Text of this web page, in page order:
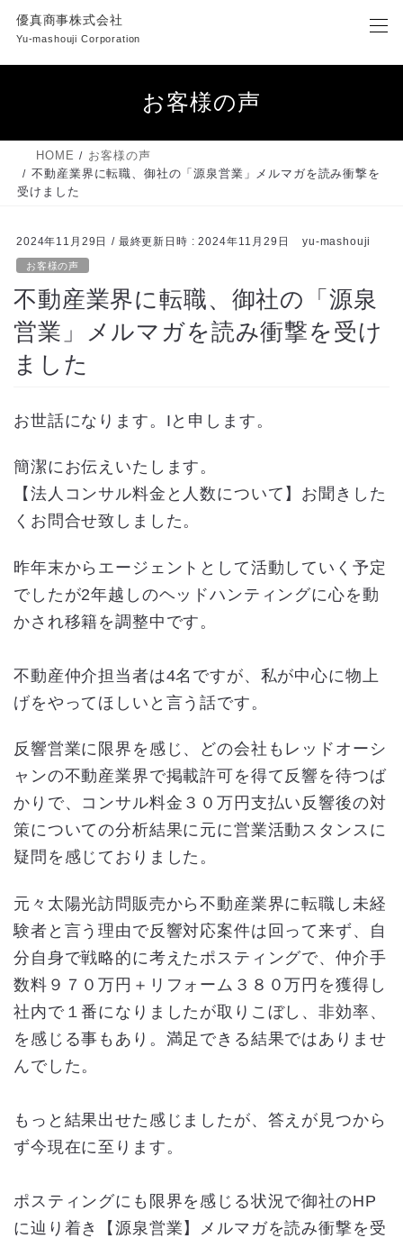
ン
キ
ー
に
優真商事株式会社
Yu-mashouji Corporation
お客様の声
HOME
お客様の声
不動産業界に転職、御社の「源泉営業」メルマガを読み衝撃を
受けました
2024年11月29日 / 最終更新日時 :2024年11月29日 yu-mashouji
お客様の声
不動産業界に転職、御社の「源泉
営業」メルマガを読み衝撃を受け
ました
お世話になります。Iと申します。
簡潔にお伝えいたします。
【法人コンサル料金と人数について】お聞きした
くお問合せ致しました。
昨年末からエージェントとして活動していく予定
でしたが2年越しのヘッドハンティングに心を動
かされ移籍を調整中です。
不動産仲介担当者は4名ですが、私が中心に物上
げをやってほしいと言う話です。
反響営業に限界を感じ、どの会社もレッドオーシ
ャンの不動産業界で掲載許可を得て反響を待つば
かりで、コンサル料金３０万円支払い反響後の対
策についての分析結果に元に営業活動スタンスに
疑問を感じておりました。
元々太陽光訪問販売から不動産業界に転職し未経
験者と言う理由で反響対応案件は回って来ず、自
分自身で戦略的に考えたポスティングで、仲介手
数料９７０万円＋リフォーム３８０万円を獲得し
社内で１番になりましたが取りこぼし、非効率、
を感じる事もあり。満足できる結果ではありませ
んでした。
もっと結果出せた感じましたが、答えが見つから
ず今現在に至ります。
ポスティングにも限界を感じる状況で御社のHP
に辿り着き【源泉営業】メルマガを読み衝撃を受